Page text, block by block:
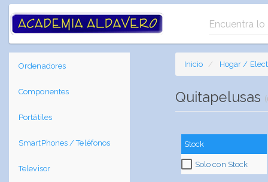
Ordenadores
Componentes
Portátiles
SmartPhones / Teléfonos
Televisor
Inicio Hogar /
Quitapelusas
Stock
Solo con Stock